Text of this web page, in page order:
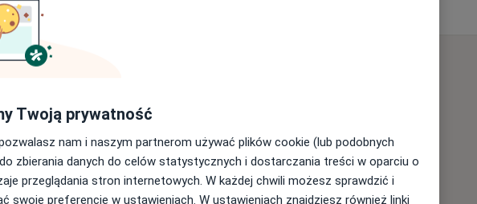
psychoterapeutą poznawczo-
sposób przeżywania świata,
ludzi takimi, jakimi są. Potrafię
można poczuć się
którą ukończyłam na
Twoją prywatność
nam i naszym partnerom używać plików cookie (lub podobnych
zbierania danych do celów statystycznych i dostarczania treści w oparciu o
przeglądania stron internetowych. W każdej chwili możesz sprawdzić i
swoje preferencje w ustawieniach. W ustawieniach znajdziesz również linki